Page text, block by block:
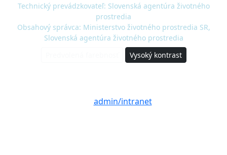
Technický prevádzkovateľ: Slovenská agentúra životného
prostredia
Obsahový správca: Ministerstvo životného prostredia SR,
Slovenská agentúra životného prostredia
Vysoký kontrast
admin/intranet